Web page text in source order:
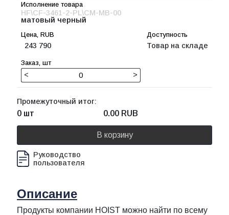
HF\CF-3461-2-PL\CM-MB-00
матовый черный
243 790 Товар на складе
< >
Руководство
пользователя
Промежуточный итог:
0 шт 0.00 RUB
В корзину
Описание
Продукты компании HOIST можно найти по всему